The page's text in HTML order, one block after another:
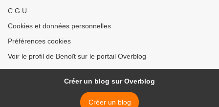
C.G.U.
Cookies et données personnelles
Préférences cookies
Voir le profil de Benoît sur le portail Overblog
Créer un blog sur Overblog
Créer un blog